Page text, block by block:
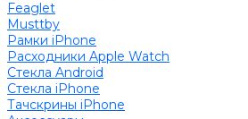
Feaglet
Musttby
Рамки iPhone
Расходники Apple Watch
Стекла Android
Стекла iPhone
Тачскрины iPhone